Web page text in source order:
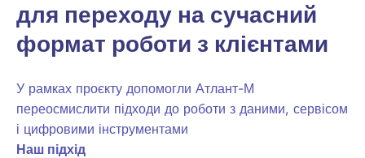
для переходу на сучасний
формат роботи з клієнтами
У рамках проєкту допомогли Атлант-М
переосмислити підходи до роботи з даними, сервісом
і цифровими інструментами
Наш підхід